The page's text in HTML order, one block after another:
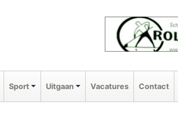
Sport Uitgaan Vacatures Contact